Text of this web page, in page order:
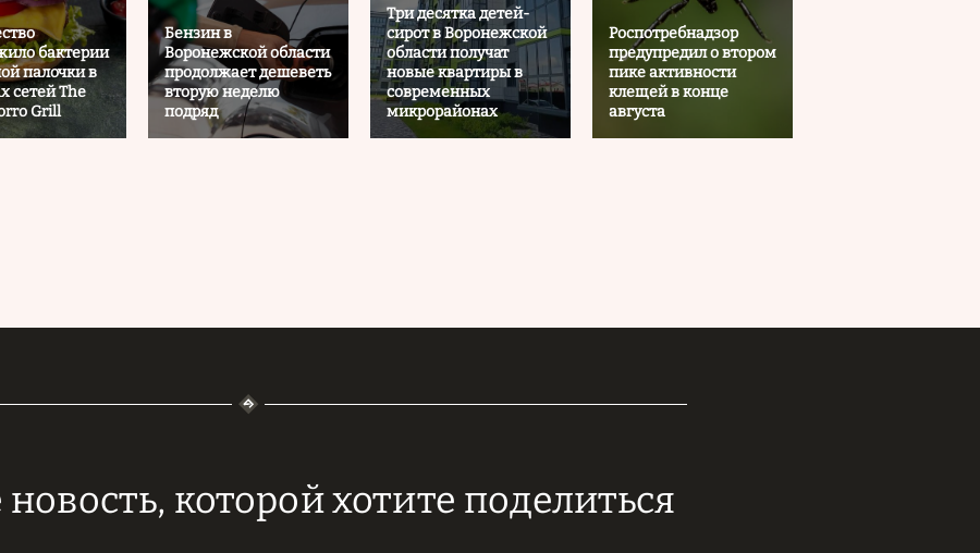
бактерии
палочки в
сетей The
Grill
Бензин в
Воронежской области
продолжает дешеветь
вторую неделю
подряд
Три десятка детей-
сирот в Воронежской
области получат
новые квартиры в
современных
микрорайонах
Роспотребнадзор
предупредил о втором
пике активности
клещей в конце
августа
которой хотите поделиться